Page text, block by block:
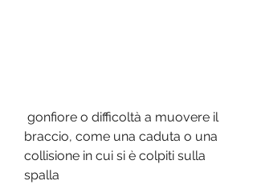
braccio, come una caduta o una
collisione in cui si è colpiti sulla
spalla